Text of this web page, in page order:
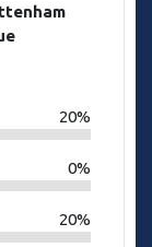
20%
0%
20%